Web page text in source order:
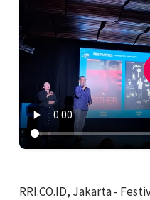
RRI.CO.ID, Jakarta -